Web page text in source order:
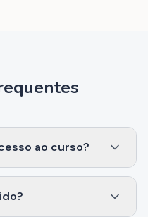
ao curso?